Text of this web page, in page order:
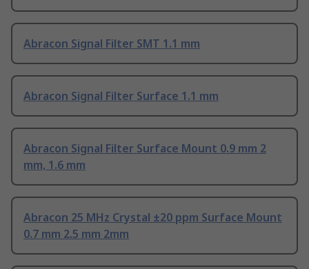
Abracon Signal Filter SMT 1.1 mm
Abracon Signal Filter Surface 1.1 mm
Abracon Signal Filter Surface Mount 0.9 mm 2
mm, 1.6 mm
Abracon 25 MHz Crystal ±20 ppm Surface Mount
0.7 mm 2.5 mm 2mm